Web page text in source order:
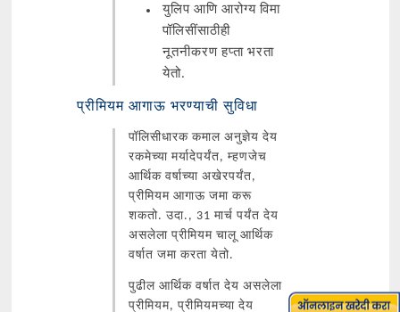
युलिप आणि आरोग्य विमा
पॉलिसींसाठीही
नूतनीकरण हप्ता भरता
येतो.
प्रीमियम आगाऊ भरण्याची सुविधा
पॉलिसीधारक कमाल अनुज्ञेय देय
रकमेच्या मर्यादेपर्यंत, म्हणजेच
आर्थिक वर्षाच्या अखेरपर्यंत,
प्रीमियम आगाऊ जमा करू
शकतो. उदा., 31 मार्च पर्यंत देय
असलेला प्रीमियम चालू आर्थिक
वर्षात जमा करता येतो.
पुढील आर्थिक वर्षात देय असलेला
प्रीमियम, प्रीमियमच्या देय